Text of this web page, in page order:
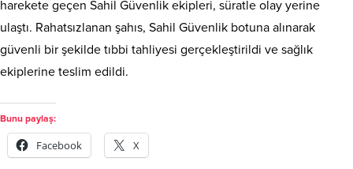
harekete geçen Sahil Güvenlik ekipleri, süratle olay yerine
ulaştı. Rahatsızlanan şahıs, Sahil Güvenlik botuna alınarak
güvenli bir şekilde tıbbi tahliyesi gerçekleştirildi ve sağlık
ekiplerine teslim edildi.
Bunu paylaş:
Facebook X